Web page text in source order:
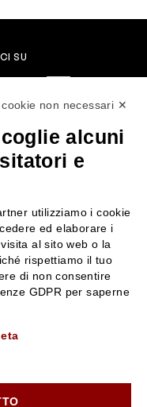
SU
Rossi Card
con noi
*
non necessari ✕
alcuni
e
utilizziamo i cookie
ed elaborare i
al sito web o la
rispettiamo il tuo
di non consentire
GDPR per saperne